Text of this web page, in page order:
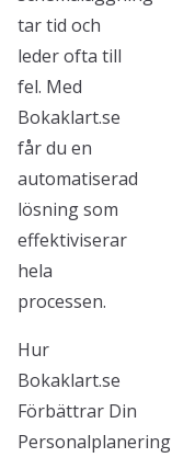
tar tid och
leder ofta till
fel. Med
Bokaklart.se
får du en
automatiserad
lösning som
effektiviserar
hela
processen.
Hur
Bokaklart.se
Förbättrar Din
Personalplanering